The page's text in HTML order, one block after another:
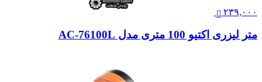
۲۳۹,۰۰۰
متر لیزری اکتیو 100 متری مدل AC-76100L